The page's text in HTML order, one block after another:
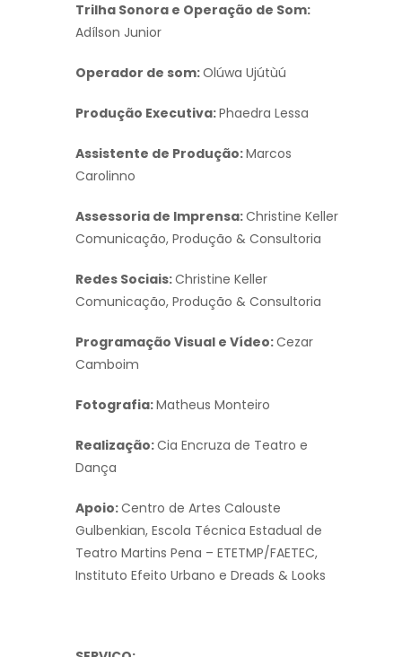
Trilha Sonora e Operação de Som:
Adílson Junior
Operador de som:Olúwa Ujútùú
Produção Executiva:Phaedra Lessa
Assistente de Produção:Marcos
Carolinno
Assessoria de Imprensa:Christine Keller
Comunicação, Produção & Consultoria
Redes Sociais:Christine Keller
Comunicação, Produção & Consultoria
Programação Visual e Vídeo:Cezar
Camboim
Fotografia:Matheus Monteiro
Realização:Cia Encruza de Teatro e
Dança
Apoio:Centro de Artes Calouste
Gulbenkian, Escola Técnica Estadual de
Teatro Martins Pena – ETETMP/FAETEC,
Instituto Efeito Urbano e Dreads & Looks